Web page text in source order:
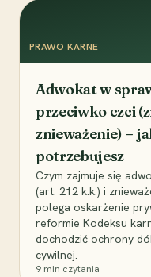
PRAWO KARNE
Adwokat w
przeciwko czci
znieważenie) –
potrzebujesz
Czym zajmuje się
(art. 212 k.k.) i
polega oskarżenie
reformie Kodeksu
dochodzić ochrony
cywilnej.
9 min czytania